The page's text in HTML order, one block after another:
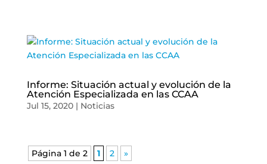
Informe: Situación actual y evolución de la
Atención Especializada en las CCAA
Jul 15, 2020| Noticias
Página 1 de 2 1 2 »